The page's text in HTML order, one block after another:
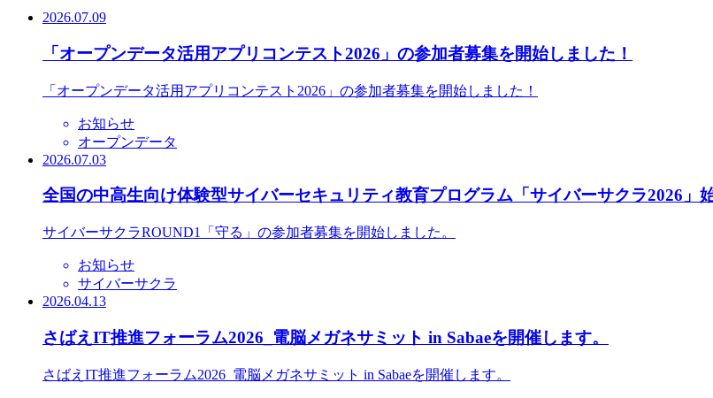
2026.07.09
「オープンデータ活用アプリコンテスト2026」の参加者募集を開始しました！
「オープンデータ活用アプリコンテスト2026」の参加者募集を開始しました！
お知らせ
オープンデータ
2026.07.03
全国の中高生向け体験型サイバーセキュリティ教育プログラム「サイバーサクラ2026」
サイバーサクラROUND1「守る」の参加者募集を開始しました。
お知らせ
サイバーサクラ
2026.04.13
さばえIT推進フォーラム2026_電脳メガネサミット in Sabaeを開催します。
さばえIT推進フォーラム2026_電脳メガネサミット in Sabaeを開催します。